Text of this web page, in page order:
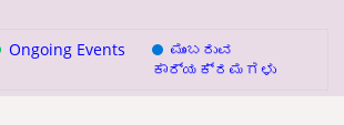
Ongoing Events
ಮುಂಬರುವ
ಕಾರ್ಯಕ್ರಮಗಳು